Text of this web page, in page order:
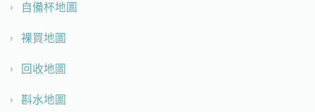
自備杯地圖
裸買地圖
回收地圖
斟水地圖